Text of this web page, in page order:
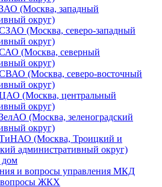
(Москва, западный
округ)
(Москва, северо-западный
округ)
(Москва, северный
округ)
(Москва, северо-восточный
округ)
(Москва, центральный
округ)
(Москва, зеленоградский
округ)
ТиНАО (Москва, Троицкий и
административный округ)
дом
и вопросы управления МКД
ЖКХ